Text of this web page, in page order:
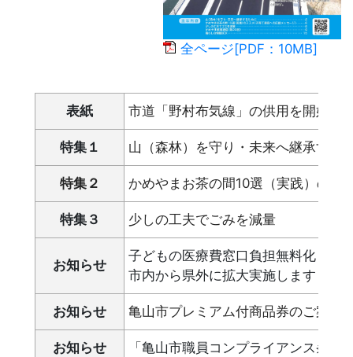
全ページ[PDF：10MB]
表紙 市道「野村布気線」の供用を開始し
特集１ 山（森林）を守り・未来へ継承する
特集２ かめやまお茶の間10選（実践）のス
特集３ 少しの工夫でごみを減量
お知らせ
子どもの医療費窓口負担無料化
市内から県外に拡大実施します！
お知らせ 亀山市プレミアム付商品券のご案内
お知らせ 「亀山市職員コンプライアンス条例